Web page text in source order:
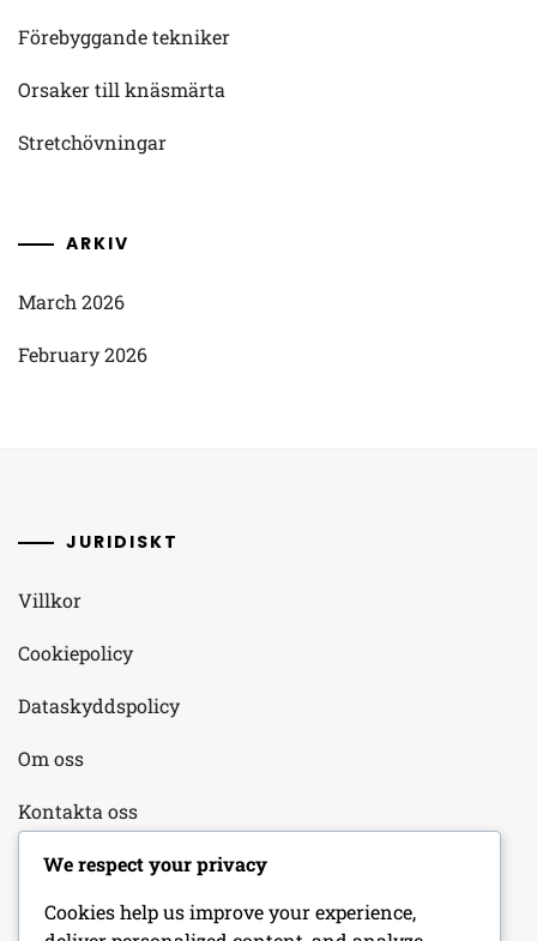
Förebyggande tekniker
Orsaker till knäsmärta
Stretchövningar
ARKIV
March 2026
February 2026
JURIDISKT
Villkor
Cookiepolicy
Dataskyddspolicy
Om oss
Kontakta oss
KATEGORIER
We respect your privacy
Cookies help us improve your experience,